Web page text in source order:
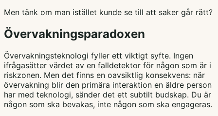
Men tänk om man istället kunde se till att saker går rätt?
Övervakningsparadoxen
Övervakningsteknologi fyller ett viktigt syfte. Ingen
ifrågasätter värdet av en falldetektor för någon som är i
riskzonen. Men det finns en oavsiktlig konsekvens: när
övervakning blir den primära interaktion en äldre person
har med teknologi, sänder det ett subtilt budskap. Du är
någon som ska bevakas, inte någon som ska engageras.